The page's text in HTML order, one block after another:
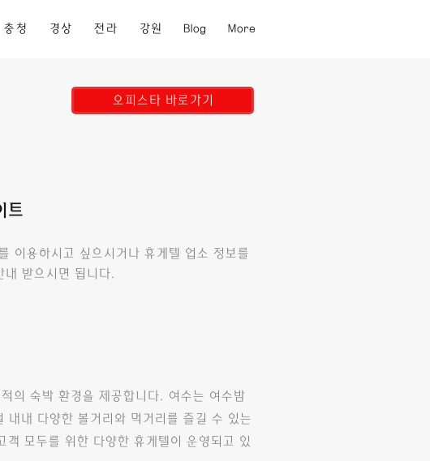
충청 경상 전라 강원 Blog More
오피스타 바로가기
트
이용하시고 싶으시거나 휴게텔 업소 정보를
내 받으시면 됩니다.
의 숙박 환경을 제공합니다. 여수는 여수밤
내 다양한 볼거리와 먹거리를 즐길 수 있는
모두를 위한 다양한 휴게텔이 운영되고 있